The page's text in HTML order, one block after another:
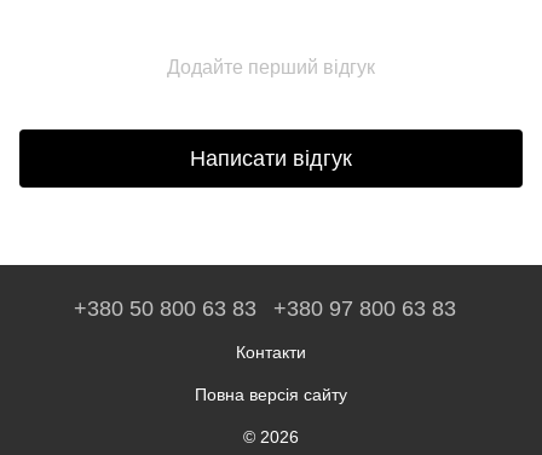
Додайте перший відгук
Написати відгук
+380 50 800 63 83 +380 97 800 63 83
Контакти
Повна версія сайту
© 2026